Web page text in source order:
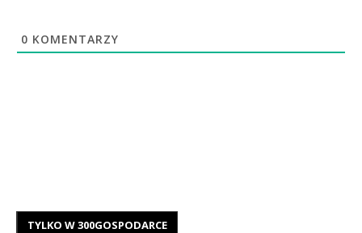
0 KOMENTARZY
TYLKO W 300GOSPODARCE